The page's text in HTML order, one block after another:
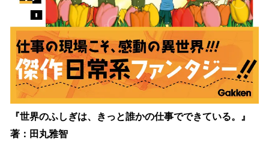
『世界のふしぎは、きっと誰かの仕事でできている。』
著：田丸雅智